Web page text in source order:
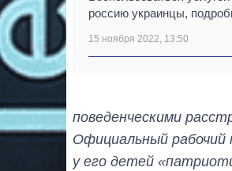
россию украинцы,
15 ноября 2022, 13:50
поведенческими
Официальный рабочий
у его детей